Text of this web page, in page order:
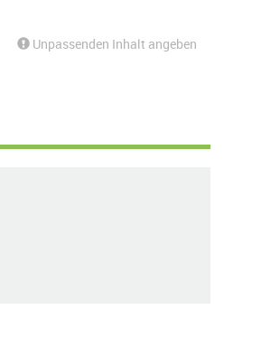
Unpassenden Inhalt angeben